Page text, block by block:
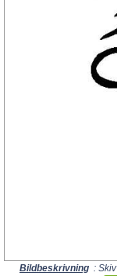
Bildbeskrivning :